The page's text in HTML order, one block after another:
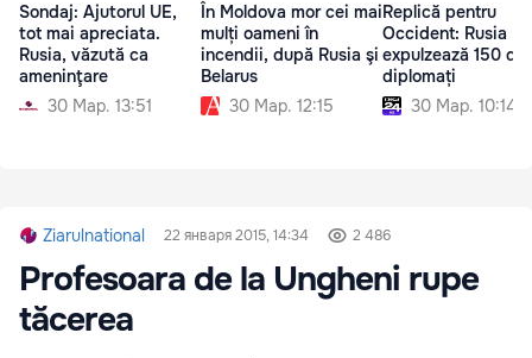
Sondaj: Ajutorul UE,
tot mai apreciata.
Rusia, văzută ca
ameninţare
30 Мар. 13:51
În Moldova mor cei mai
mulți oameni în
incendii, după Rusia şi
Belarus
30 Мар. 12:15
Replică pentru
Occident: Rusia
expulzează 150 de
diplomați
30 Мар. 10:14
Ziarulnational 22 января 2015, 14:34 2 486
Profesoara de la Ungheni rupe
tăcerea